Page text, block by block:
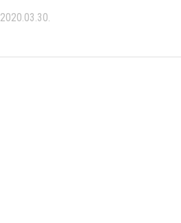
2020.03.30.